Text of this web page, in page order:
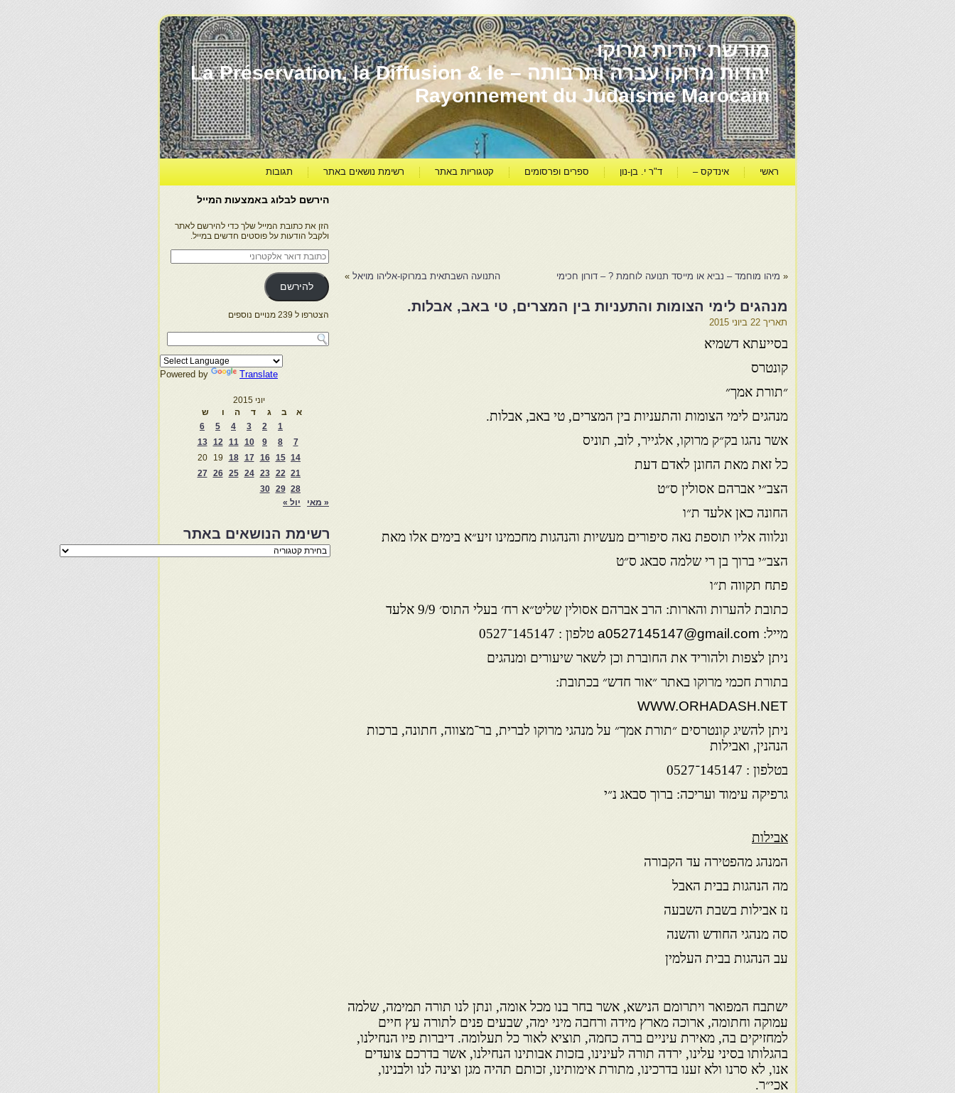
מורשת יהדות מרוקו
יהדות מרוקו עברה ותרבותה – La Préservation, la Diffusion & le
Rayonnement du Judaïsme Marocain
ראשי אינדקס – ד"ר י. בן-נון ספרים ופרסומים קטגוריות באתר רשימת נושאים באתר תגובות
« מיהו מוחמד – נביא או מייסד תנועה לוחמת ? – דורון חכימי התנועה השבתאית במרוקו-אליהו מויאל »
מנהגים לימי הצומות והתעניות בין המצרים, טי באב, אבלות.
תאריך 22 ביוני 2015
בסייעתא דשמיא
קונטרס
״תורת אמך״
מנהגים לימי הצומות והתעניות בין המצרים, טי באב, אבלות.
אשר נהגו בק״ק מרוקו, אלגייר, לוב, תוניס
כל זאת מאת החונן לאדם דעת
הצב״י אברהם אסולין ס״ט
החונה כאן אלעד ת״ו
ונלווה אליו תוספת נאה סיפורים מעשיות והנהגות מחכמינו זיע״א בימים אלו מאת
הצב״י ברוך בן רי שלמה סבאג ס״ט
פתח תקווה ת״ו
כתובת להערות והארות: הרב אברהם אסולין שליט״א רח׳ בעלי התוס׳ 9/9 אלעד
מייל: a0527145147@gmail.com טלפון : 145147־0527
ניתן לצפות ולהוריד את החוברת וכן לשאר שיעורים ומנהגים
בתורת חכמי מרוקו באתר ״אור חדש״ בכתובת:
WWW.ORHADASH.NET
ניתן להשיג קונטרסים ״תורת אמך״ על מנהגי מרוקו לברית, בר־מצווה, חתונה, ברכות
הנהנין, ואבילות
בטלפון : 145147־0527
גרפיקה עימוד ועריכה: ברוך סבאג נ״י
אבילות
המנהג מהפטירה עד הקבורה
מה הנהגות בבית האבל
נז אבילות בשבת השבעה
סה מנהגי החודש והשנה
עב הנהגות בבית העלמין
ישתבח המפואר ויתרומם הנישא, אשר בחר בנו מכל אומה, ונתן לנו תורה תמימה, שלמה
עמוקה וחתומה, ארוכה מארץ מידה ורחבה מיני ימה, שבעים פנים לתורה עץ חיים
למחזיקים בה, מאירת עיניים ברה כחמה, תוציא לאור כל תעלומה. דיברות פיו הנחילנו,
בהגלותו בסיני עלינו, ירדה תורה לעינינו, בזכות אבותינו הנחילנו, אשר בדרכם צועדים
אנו, לא סרנו ולא זענו בדרכינו, מתורת אימותינו, זכותם תהיה מגן וצינה לנו ולבנינו,
אכי״ר.
הירשם לבלוג באמצעות המייל
הזן את כתובת המייל שלך כדי להירשם לאתר
ולקבל הודעות על פוסטים חדשים במייל.
כתובת
דואר
אלקטרוני
להירשם
הצטרפו ל 239 מנויים נוספים
Powered by Translate
יוני 2015
א
ב ג ד ה ו
ש
1
2
3
4
5
6
7
8
9
10
11
12
13
14
15
16
17
18
19
20
21
22
23
24
25
26
27
28
29
30
« מאי
יול »
רשימת הנושאים באתר
רשימת
הנושאים